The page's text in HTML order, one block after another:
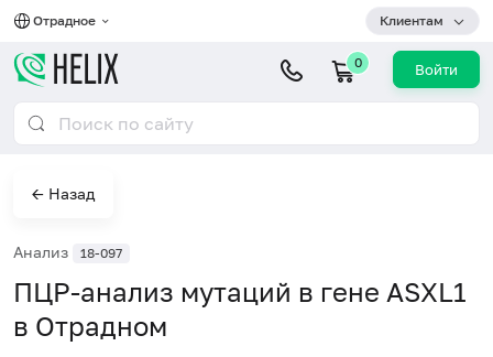
Отрадное Клиентам
0 Войти
← Назад
Анализ 18-097
ПЦР-анализ мутаций в гене ASXL1
в Отрадном